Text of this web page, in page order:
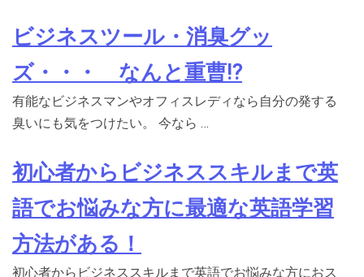
ビジネスツール・消臭グッ
ズ・・・ なんと重曹⁉
有能なビジネスマンやオフィスレディなら自分の発する
臭いにも気をつけたい。 今なら …
初心者からビジネススキルまで英
語でお悩みな方に最適な英語学習
方法がある！
初心者からビジネススキルまで英語でお悩みな方におス